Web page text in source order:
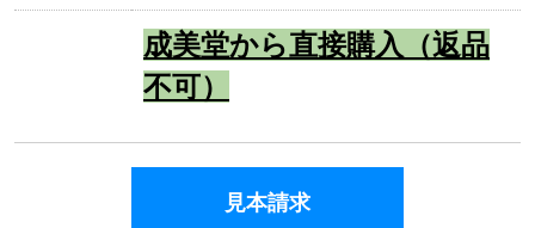
成美堂から直接購入（返品
不可）
見本請求